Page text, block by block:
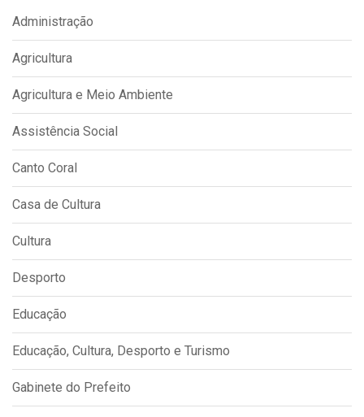
Administração
Agricultura
Agricultura e Meio Ambiente
Assistência Social
Canto Coral
Casa de Cultura
Cultura
Desporto
Educação
Educação, Cultura, Desporto e Turismo
Gabinete do Prefeito